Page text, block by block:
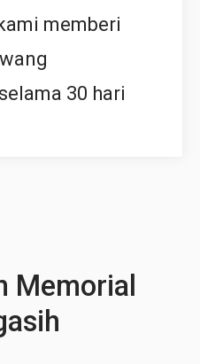
memberi
30 hari
Memorial